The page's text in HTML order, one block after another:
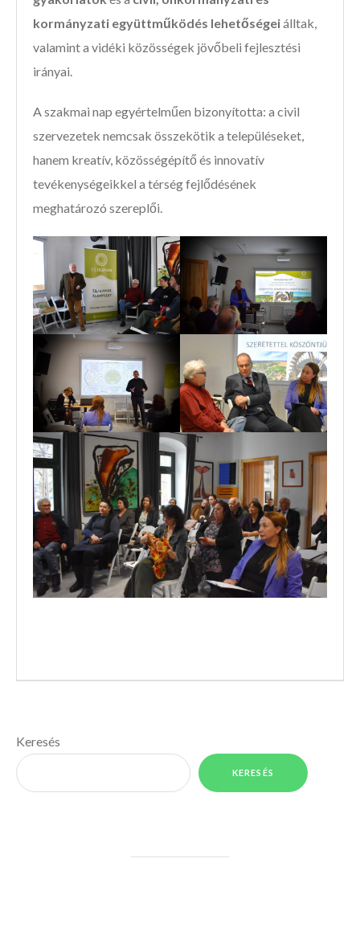
kormányzati együttműködés lehetőségeiálltak,
valamint a vidéki közösségek jövőbeli fejlesztési
irányai.
A szakmai nap egyértelműen bizonyította: a civil
szervezetek nemcsak összekötik a településeket,
hanem kreatív, közösségépítő és innovatív
tevékenységeikkel a térség fejlődésének
meghatározó szereplői.
Keresés
KERESÉS